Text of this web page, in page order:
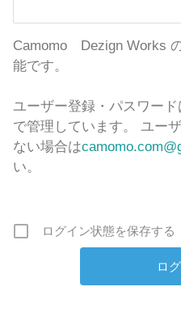
Camomo Dezign Works
能です。
ユーザー登録・パスワー
で管理しています。 ユー
ない場合は
い。
ログイン状態を保存する